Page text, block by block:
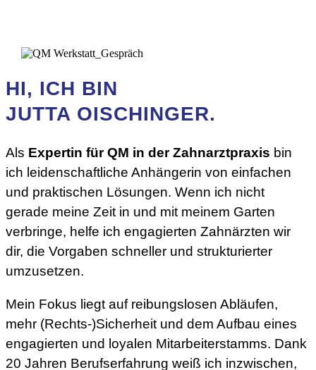
HI, ICH BIN
JUTTA OISCHINGER.
Als Expertin für QM in der Zahnarztpraxis bin
ich leidenschaftliche Anhängerin von einfachen
und praktischen Lösungen. Wenn ich nicht
gerade meine Zeit in und mit meinem Garten
verbringe, helfe ich engagierten Zahnärzten wir
dir, die Vorgaben schneller und strukturierter
umzusetzen.
Mein Fokus liegt auf reibungslosen Abläufen,
mehr (Rechts-)Sicherheit und dem Aufbau eines
engagierten und loyalen Mitarbeiterstamms. Dank
20 Jahren Berufserfahrung weiß ich inzwischen,